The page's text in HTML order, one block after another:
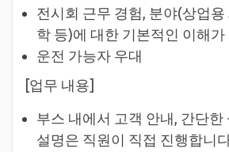
전시회 근무 경험, 분야(상업용
학 등)에 대한 기본적인 이해가
운전 가능자 우대
[업무 내용]
부스 내에서 고객 안내, 간단한
설명은 직원이 직접 진행합니